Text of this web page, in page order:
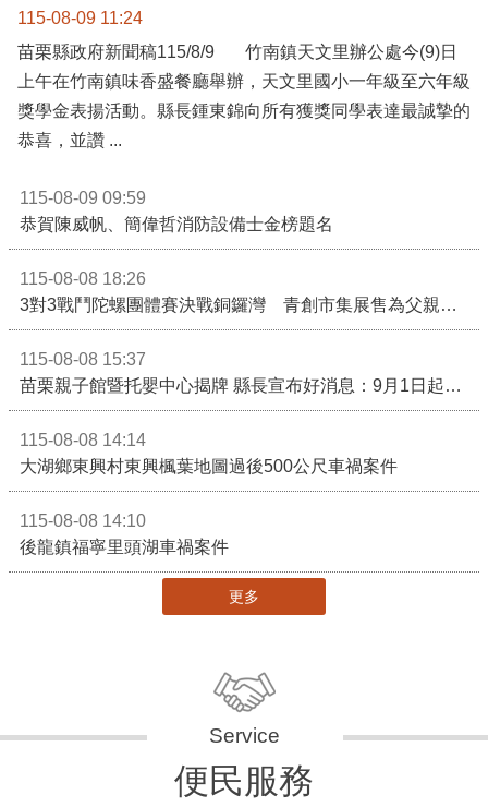
115-08-09 11:24
苗栗縣政府新聞稿115/8/9 竹南鎮天文里辦公處今(9)日
上午在竹南鎮味香盛餐廳舉辦，天文里國小一年級至六年級
獎學金表揚活動。縣長鍾東錦向所有獲獎同學表達最誠摯的
恭喜，並讚 ...
115-08-09 09:59
恭賀陳威帆、簡偉哲消防設備士金榜題名
115-08-08 18:26
3對3戰鬥陀螺團體賽決戰銅鑼灣 青創市集展售為父親節增添繽紛
115-08-08 15:37
苗栗親子館暨托嬰中心揭牌 縣長宣布好消息：9月1日起調降臨時托嬰費用
115-08-08 14:14
大湖鄉東興村東興楓葉地圖過後500公尺車禍案件
115-08-08 14:10
後龍鎮福寧里頭湖車禍案件
更多
便民服務